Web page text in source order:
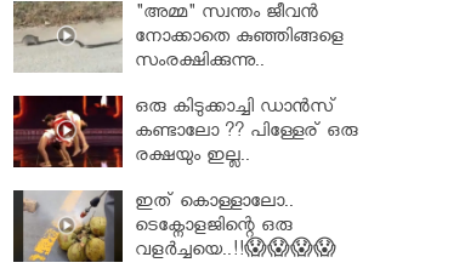
"അമ്മ" സ്വന്തം ജീവൻ
നോക്കാതെ കുഞ്ഞിങ്ങളെ
സംരക്ഷിക്കുന്നു..
ഒരു കിടുക്കാച്ചി ഡാൻസ്
കണ്ടാലോ ?? പിള്ളേര് ഒരു
രക്ഷയും ഇല്ല..
ഇത് കൊള്ളാലോ..
ടെക്നോളജിന്റെ ഒരു
വളർച്ചയെ..!!😱😱😱😱